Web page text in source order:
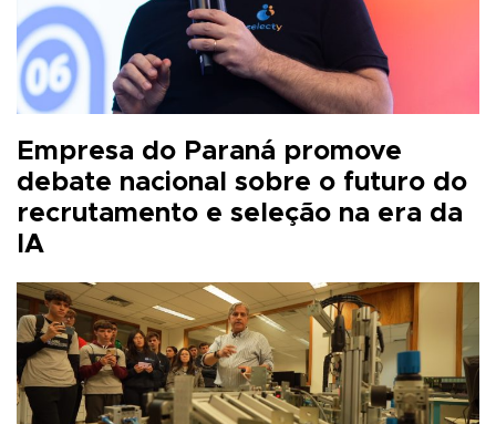
Empresa do Paraná promove
debate nacional sobre o futuro do
recrutamento e seleção na era da
IA